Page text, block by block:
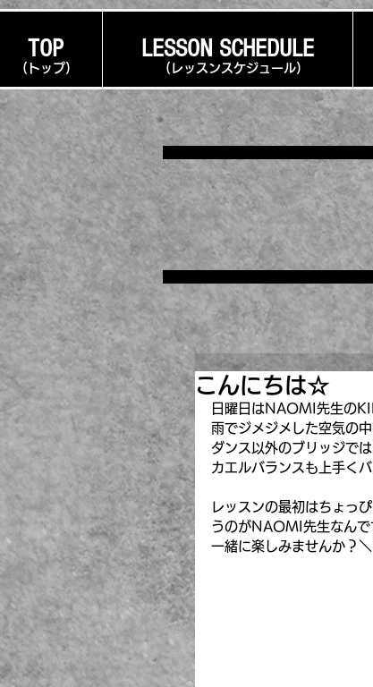
TOP LESSON SCHEDULE
​(トップ) ​(レッスンスケジュール)
こんにちは☆
日曜日はNAOMI先生の
雨でジメジメした空気の
ダンス以外のブリッジで
カエルバランスも上手く
レッスンの最初はちょっ
うのがNAOMI先生なんで
一緒に楽しみませんか？